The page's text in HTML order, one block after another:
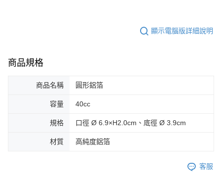
顯示電腦版詳細說明
商品規格
商品名稱 圓形鋁箔
容量 40cc
規格 口徑 Ø 6.9×H2.0cm、底徑 Ø 3.9cm
材質 高純度鋁箔
客服